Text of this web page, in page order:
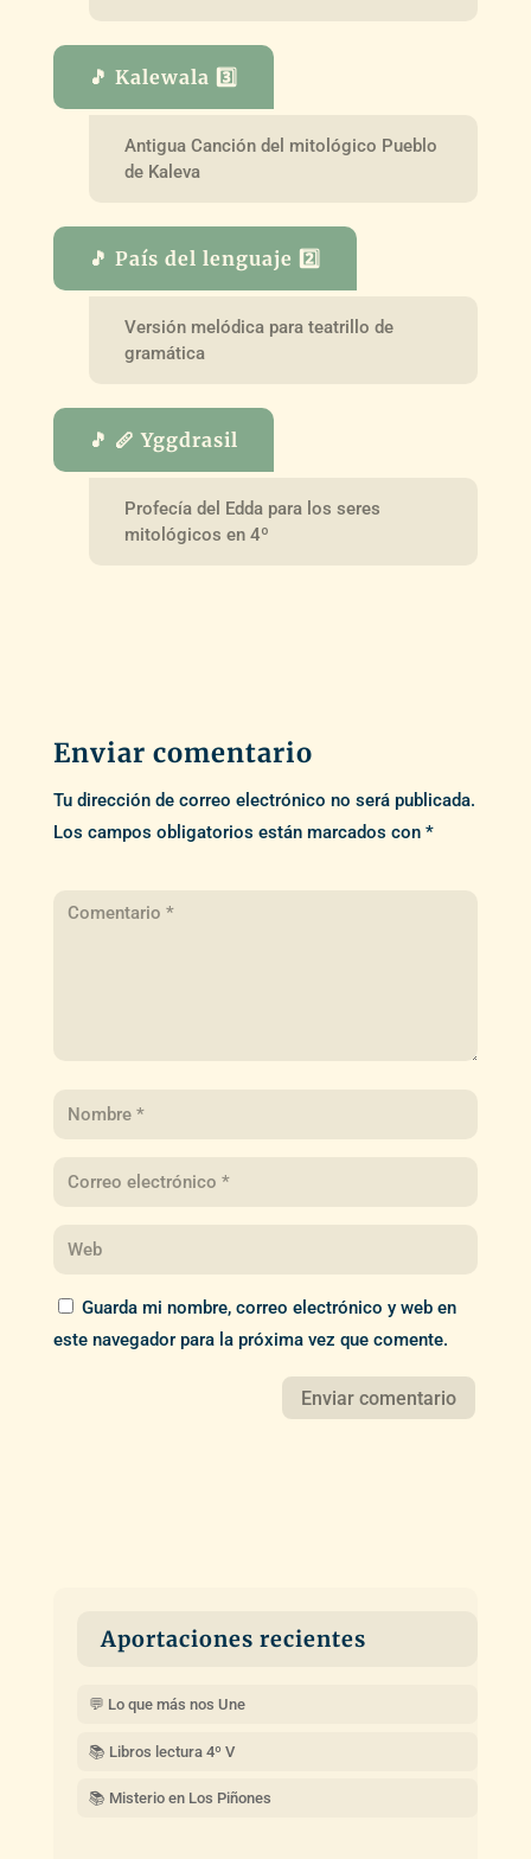
🎵 Kalewala 3️⃣
Antigua Canción del mitológico Pueblo
de Kaleva
🎵 País del lenguaje 2️⃣
Versión melódica para teatrillo de
gramática
🎵 🪈 Yggdrasil
Profecía del Edda para los seres
mitológicos en 4º
Enviar comentario
Tu dirección de correo electrónico no será publicada.
Los campos obligatorios están marcados con *
Guarda mi nombre, correo electrónico y web en
este navegador para la próxima vez que comente.
Aportaciones recientes
💬 Lo que más nos Une
📚 Libros lectura 4º V
📚 Misterio en Los Piñones